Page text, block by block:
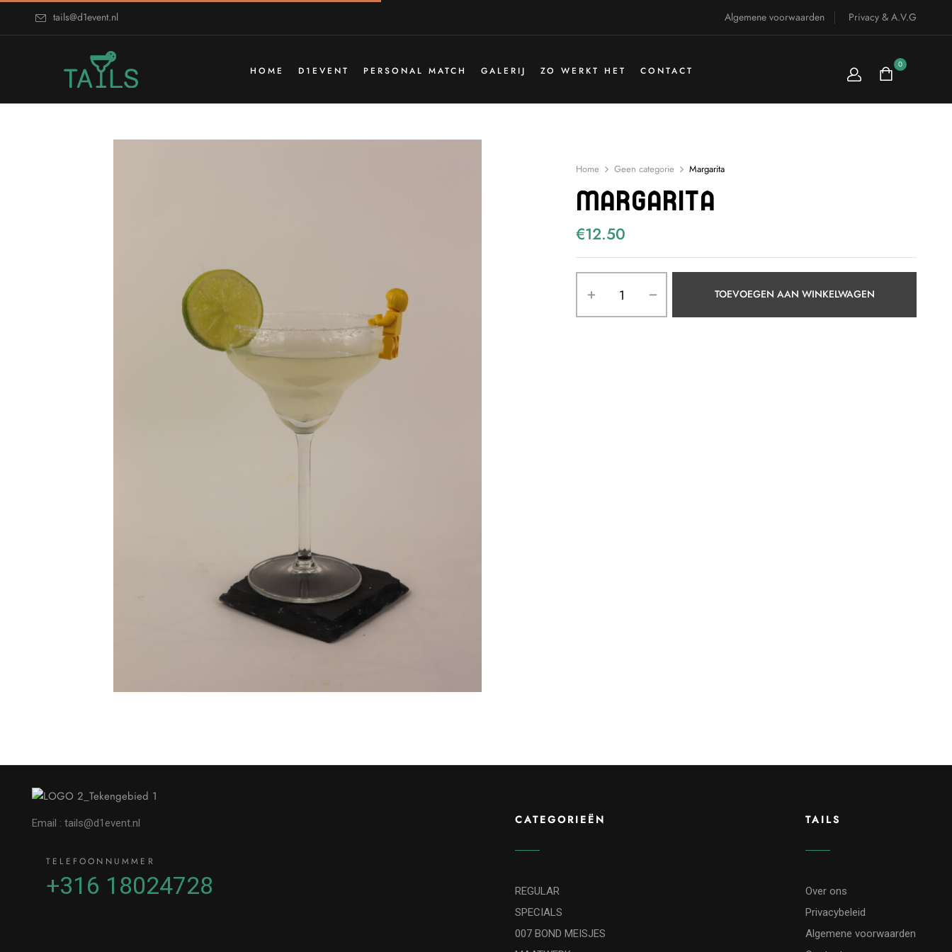
tails@d1event.nl Algemene voorwaarden Privacy & A.V.G
HOME D1EVENT PERSONAL MATCH GALERIJ ZO WERKT HET CONTACT
0
Home Geen categorie Margarita
Margarita
€12.50
TOEVOEGEN AAN WINKELWAGEN
Email : tails@d1event.nl
TELEFOONNUMMER
+316 18024728
CATEGORIEËN
REGULAR
SPECIALS
007 BOND MEISJES
TAILS
Over ons
Privacybeleid
Algemene voorwaarden